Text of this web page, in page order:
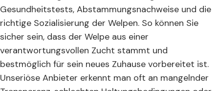
Gesundheitstests, Abstammungsnachweise und die
richtige Sozialisierung der Welpen. So können Sie
sicher sein, dass der Welpe aus einer
verantwortungsvollen Zucht stammt und
bestmöglich für sein neues Zuhause vorbereitet ist.
Unseriöse Anbieter erkennt man oft an mangelnder